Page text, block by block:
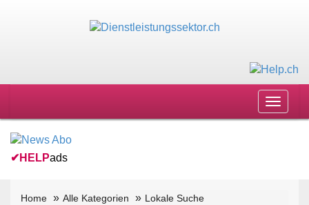
Toggle
✔ HELPads
Home Alle Kategorien Lokale Suche